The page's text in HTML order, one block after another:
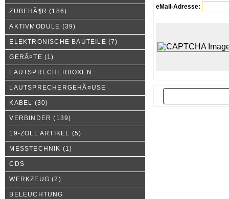
ZUBEHÃ¶R (186)
AKTIVMODULE (39)
ELEKTRONISCHE BAUTEILE (7)
GERÃ¤TE (1)
LAUTSPRECHERBOXEN
LAUTSPRECHERGEHÃ¤USE
KABEL (30)
VERBINDER (139)
19-ZOLL ARTIKEL (5)
MESSTECHNIK (1)
CDS
WERKZEUG (2)
BELEUCHTUNG
eMail-Adresse: